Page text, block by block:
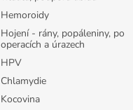
Hemoroidy
Hojení - rány, popáleniny, po
operacích a úrazech
HPV
Chlamydie
Kocovina